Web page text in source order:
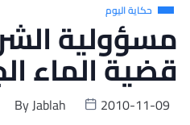
حكاية اليوم
مسؤولية
قضية الماء
ByJablah
2010-11-09